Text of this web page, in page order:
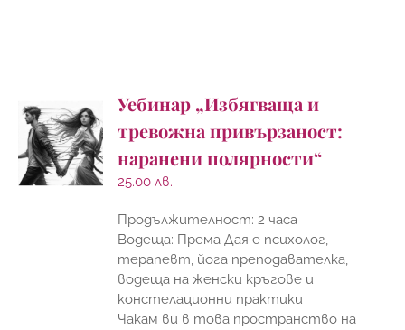
Уебинар „Избягваща и
тревожна привързаност:
наранени полярности“
25.00лв.
Продължителност: 2 часа
Водеща: Према Дая е психолог,
терапевт, йога преподавателка,
водеща на женски кръгове и
констелационни практики
Чакам ви в това пространство на